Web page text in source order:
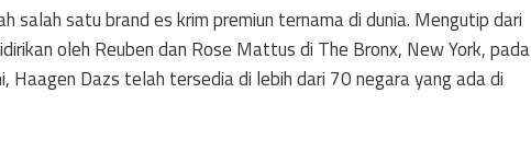
salah satu brand es krim premiun ternama di dunia. Mengutip dari
oleh Reuben dan Rose Mattus di The Bronx, New York, pada
Haagen Dazs telah tersedia di lebih dari 70 negara yang ada di